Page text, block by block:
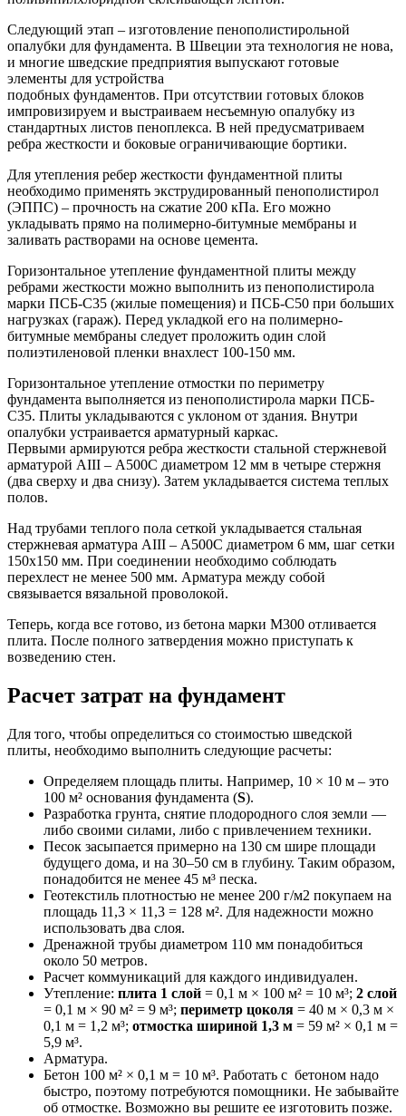
Следующий этап – изготовление пенополистирольной
опалубки для фундамента. В Швеции эта технология не нова,
и многие шведские предприятия выпускают готовые
элементы для устройства
подобных фундаментов. При отсутствии готовых блоков
импровизируем и выстраиваем несъемную опалубку из
стандартных листов пеноплекса. В ней предусматриваем
ребра жесткости и боковые ограничивающие бортики.
Для утепления ребер жесткости фундаментной плиты
необходимо применять экструдированный пенополистирол
(ЭППС) – прочность на сжатие 200 кПа. Его можно
укладывать прямо на полимерно-битумные мембраны и
заливать растворами на основе цемента.
Горизонтальное утепление фундаментной плиты между
ребрами жесткости можно выполнить из пенополистирола
марки ПСБ-С35 (жилые помещения) и ПСБ-С50 при больших
нагрузках (гараж). Перед укладкой его на полимерно-
битумные мембраны следует проложить один слой
полиэтиленовой пленки внахлест 100-150 мм.
Горизонтальное утепление отмостки по периметру
фундамента выполняется из пенополистирола марки ПСБ-
С35. Плиты укладываются с уклоном от здания. Внутри
опалубки устраивается арматурный каркас.
Первыми армируются ребра жесткости стальной стержневой
арматурой AIII – А500С диаметром 12 мм в четыре стержня
(два сверху и два снизу). Затем укладывается система теплых
полов.
Над трубами теплого пола сеткой укладывается стальная
стержневая арматура AIII – А500С диаметром 6 мм, шаг сетки
150х150 мм. При соединении необходимо соблюдать
перехлест не менее 500 мм. Арматура между собой
связывается вязальной проволокой.
Теперь, когда все готово, из бетона марки М300 отливается
плита. После полного затвердения можно приступать к
возведению стен.
Расчет затрат на фундамент
Для того, чтобы определиться со стоимостью шведской
плиты, необходимо выполнить следующие расчеты:
Определяем площадь плиты. Например, 10 × 10 м – это
100 м² основания фундамента (S).
Разработка грунта, снятие плодородного слоя земли —
либо своими силами, либо с привлечением техники.
Песок засыпается примерно на 130 см шире площади
будущего дома, и на 30–50 см в глубину. Таким образом,
понадобится не менее 45 м³ песка.
Геотекстиль плотностью не менее 200 г/м2 покупаем на
площадь 11,3 × 11,3 = 128 м². Для надежности можно
использовать два слоя.
Дренажной трубы диаметром 110 мм понадобиться
около 50 метров.
Расчет коммуникаций для каждого индивидуален.
Утепление: плита 1 слой = 0,1 м × 100 м² = 10 м³; 2 слой
= 0,1 м × 90 м² = 9 м³; периметр цоколя = 40 м × 0,3 м ×
0,1 м = 1,2 м³; отмостка шириной 1,3 м = 59 м² × 0,1 м =
5,9 м³.
Арматура.
Бетон 100 м² × 0,1 м = 10 м³. Работать с бетоном надо
быстро, поэтому потребуются помощники. Не забывайте
об отмостке. Возможно вы решите ее изготовить позже.